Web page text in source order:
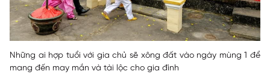
Những ai hợp tuổi với gia chủ sẽ xông đất vào ngày mùng 1 để
mang đến may mắn và tài lộc cho gia đình